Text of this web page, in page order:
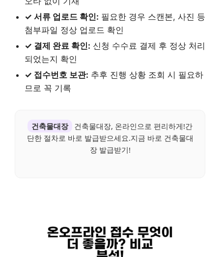
✓ 서류 업로드 확인: 필요한 경우 스캔본, 사진 등
첨부파일 정상 업로드 확인
✓ 결제 완료 확인: 신청 수수료 결제 후 정상 처리
되었는지 확인
✓ 접수번호 보관: 추후 진행 상황 조회 시 필요하
므로 꼭 기록
건축물대장
건축물대장, 온라인으로 편리하게!간
단한 절차로 바로 발급받으세요.지금 바로 건축물대
장 발급받기!